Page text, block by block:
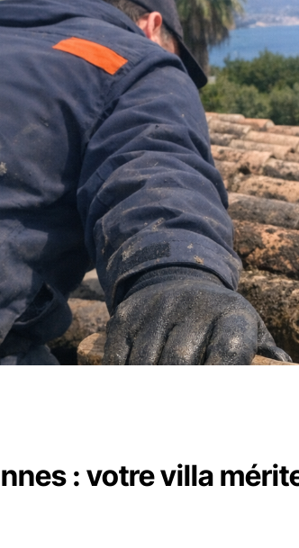
: votre villa